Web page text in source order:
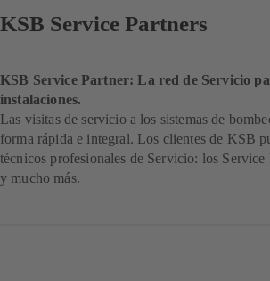
KSB Service Partners
KSB Service Partner: La red de Servicio
instalaciones.
Las visitas de servicio a los sistemas de
forma rápida e integral. Los clientes de KSB
técnicos profesionales de Servicio: los Service
y mucho más.